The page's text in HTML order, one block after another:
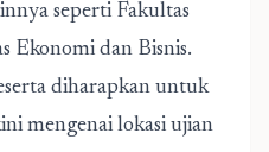
seperti Fakultas
Ekonomi dan Bisnis.
diharapkan untuk
mengenai lokasi ujian